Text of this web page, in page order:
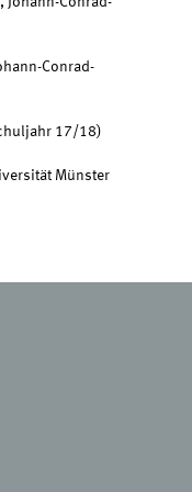
Conrad-
17/18)
Münster